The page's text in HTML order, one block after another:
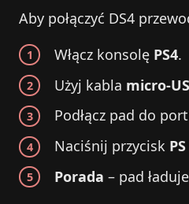
Aby połączyć DS4
Włącz konsolę PS4.
Użyj kabla
Podłącz pad do
Naciśnij przycisk PS
Porada – pad